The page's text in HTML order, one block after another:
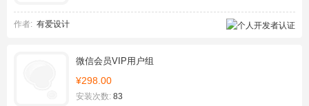
作者: 有爱设计
微信会员VIP用户组
¥298.00
安装次数: 83